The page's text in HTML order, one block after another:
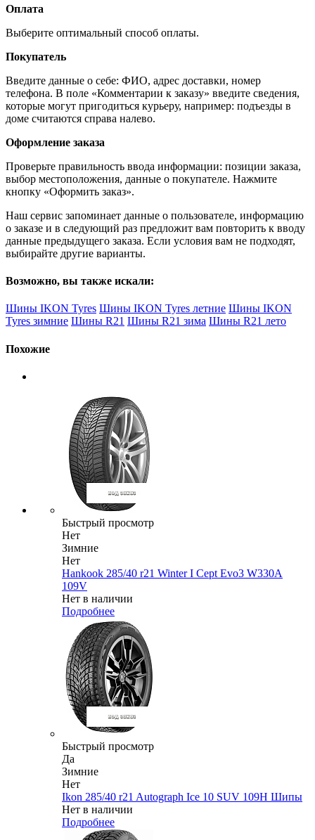
Оплата
Выберите оптимальный способ оплаты.
Покупатель
Введите данные о себе: ФИО, адрес доставки, номер
телефона. В поле «Комментарии к заказу» введите сведения,
которые могут пригодиться курьеру, например: подъезды в
доме считаются справа налево.
Оформление заказа
Проверьте правильность ввода информации: позиции заказа,
выбор местоположения, данные о покупателе. Нажмите
кнопку «Оформить заказ».
Наш сервис запоминает данные о пользователе, информацию
о заказе и в следующий раз предложит вам повторить к вводу
данные предыдущего заказа. Если условия вам не подходят,
выбирайте другие варианты.
Возможно, вы также искали:
Шины IKON Tyres Шины IKON Tyres летние Шины IKON
Tyres зимние Шины R21 Шины R21 зима Шины R21 лето
Похожие
Быстрый просмотр
Нет
Зимние
Нет
Hankook 285/40 r21 Winter I Cept Evo3 W330A
109V
Нет в наличии
Подробнее
Быстрый просмотр
Да
Зимние
Нет
Ikon 285/40 r21 Autograph Ice 10 SUV 109H Шипы
Нет в наличии
Подробнее